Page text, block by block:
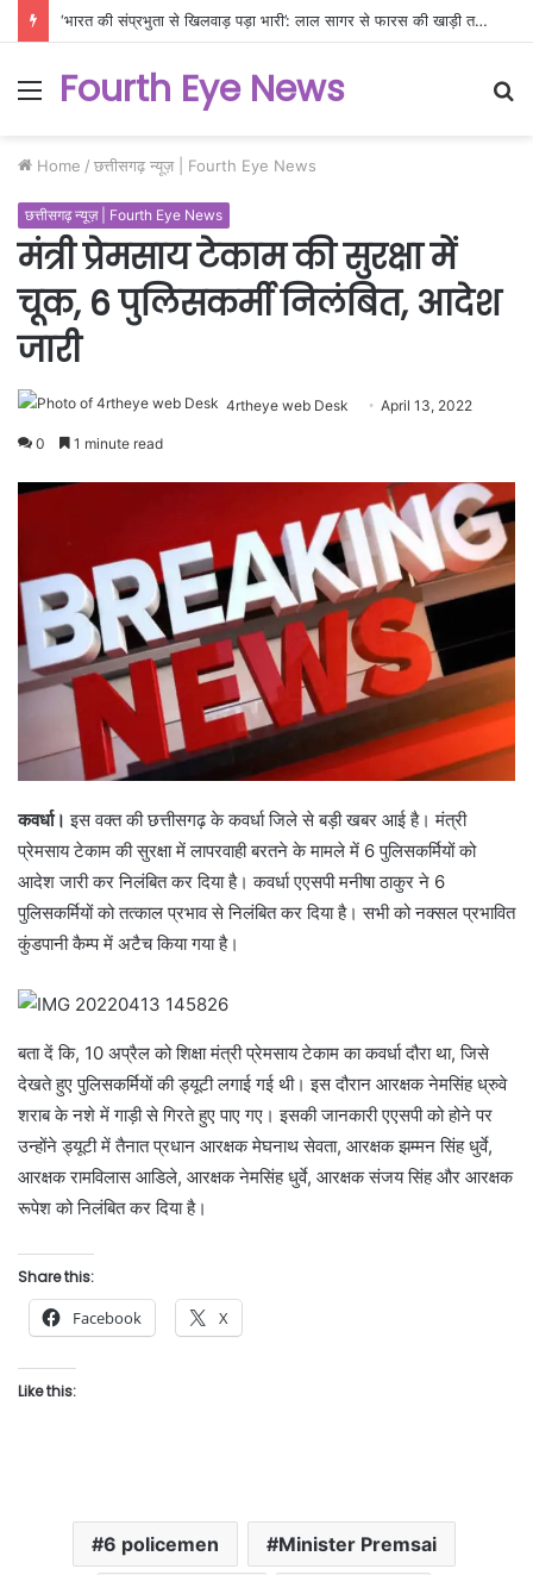
‘अमेरिका की कोई गीदड़ भभकी नहीं चलेगी’: ईरान का पलटवार, अमेरिकी सैन्य ठिकानों पर मिसाइलों के मुहाने खोल महाविध्वंस की दी चेतावनी
Menu
Fourth Eye News
Home / छत्तीसगढ़ न्यूज़ | Fourth Eye News
छत्तीसगढ़ न्यूज़ | Fourth Eye News
मंत्री प्रेमसाय टेकाम की सुरक्षा में
चूक, 6 पुलिसकर्मी निलंबित, आदेश
जारी
4rtheye web Desk April 13, 2022
0 1 minute read
कवर्धा। इस वक्त की छत्तीसगढ़ के कवर्धा जिले से बड़ी खबर आई है। मंत्री
प्रेमसाय टेकाम की सुरक्षा में लापरवाही बरतने के मामले में 6 पुलिसकर्मियों को
आदेश जारी कर निलंबित कर दिया है। कवर्धा एएसपी मनीषा ठाकुर ने 6
पुलिसकर्मियों को तत्काल प्रभाव से निलंबित कर दिया है। सभी को नक्सल प्रभावित
कुंडपानी कैम्प में अटैच किया गया है।
बता दें कि, 10 अप्रैल को शिक्षा मंत्री प्रेमसाय टेकाम का कवर्धा दौरा था, जिसे
देखते हुए पुलिसकर्मियों की ड्यूटी लगाई गई थी। इस दौरान आरक्षक नेमसिंह ध्रुवे
शराब के नशे में गाड़ी से गिरते हुए पाए गए। इसकी जानकारी एएसपी को होने पर
उन्होंने ड्यूटी में तैनात प्रधान आरक्षक मेघनाथ सेवता, आरक्षक झम्मन सिंह धुर्वे,
आरक्षक रामविलास आडिले, आरक्षक नेमसिंह धुर्वे, आरक्षक संजय सिंह और आरक्षक
रूपेश को निलंबित कर दिया है।
Share this:
Facebook X
Like this:
6 policemen Minister Premsai